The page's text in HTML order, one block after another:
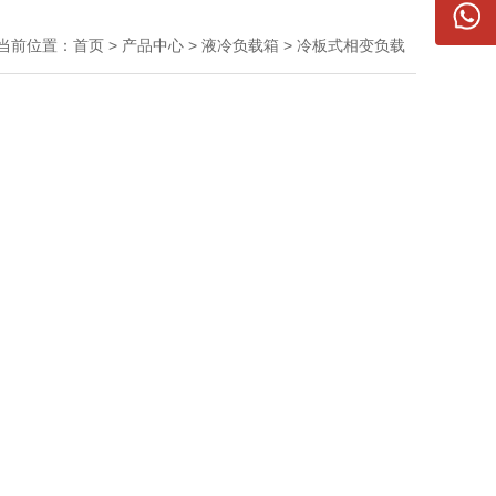
前位置： 首页 > 产品中心 > 液冷负载箱 > 冷板式相变负载